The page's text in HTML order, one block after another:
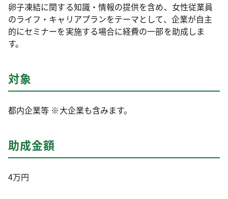
卵子凍結に関する知識・情報の提供を含め、女性従業員
のライフ・キャリアプランをテーマとして、企業が自主
的にセミナーを実施する場合に経費の一部を助成しま
す。
対象
都内企業等 ※大企業も含みます。
助成金額
4万円